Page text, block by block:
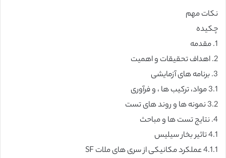
نکات مهم
چکیده
1. مقدمه
2. اهداف تحقیقات و اهمیت
3. برنامه های آزمایشی
3.1 مواد، ترکیب ها ، و فرآوری
3.2 نمونه ها و روند های تست
4. نتایج تست ها و مباحث
4.1 تاثیر بخار سیلیس
4.1.1 عملکرد مکانیکی از سری های ملات SF